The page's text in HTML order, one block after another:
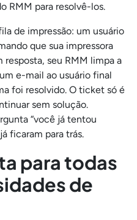
RMM para resolvê-los.
de impressão: um usuário
que sua impressora
seu RMM limpa a
e-mail ao usuário final
foi resolvido. O ticket só é
sem solução.
“você já tentou
ficaram para trás.
para todas
de